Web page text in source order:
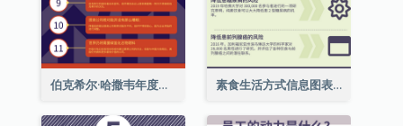
伯克希尔·哈撒韦年度股东大会的11个要点 素食生活方式信息图表